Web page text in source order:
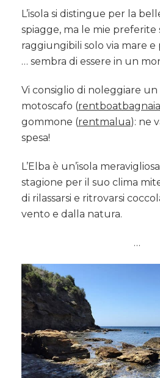
L’isola si distingue per la
spiagge, ma le mie
raggiungibili solo via mare
… sembra di essere in un
Vi consiglio di noleggiare un
motoscafo (rentboatbagnaia
gommone (rentmalua): ne
spesa!
L’Elba è un’isola
stagione per il suo clima
di rilassarsi e ritrovarsi
vento e dalla natura.
…